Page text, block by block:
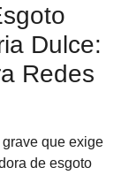
Dulce:
Redes
que exige
de esgoto